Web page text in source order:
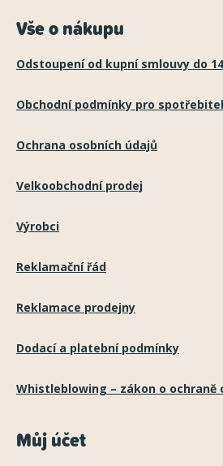
Vše o nákupu
Odstoupení od kupní smlouvy do
Obchodní podmínky pro
Ochrana osobních údajů
Velkoobchodní prodej
Výrobci
Reklamační řád
Reklamace prodejny
Dodací a platební podmínky
Whistleblowing – zákon o ochraně
Můj účet